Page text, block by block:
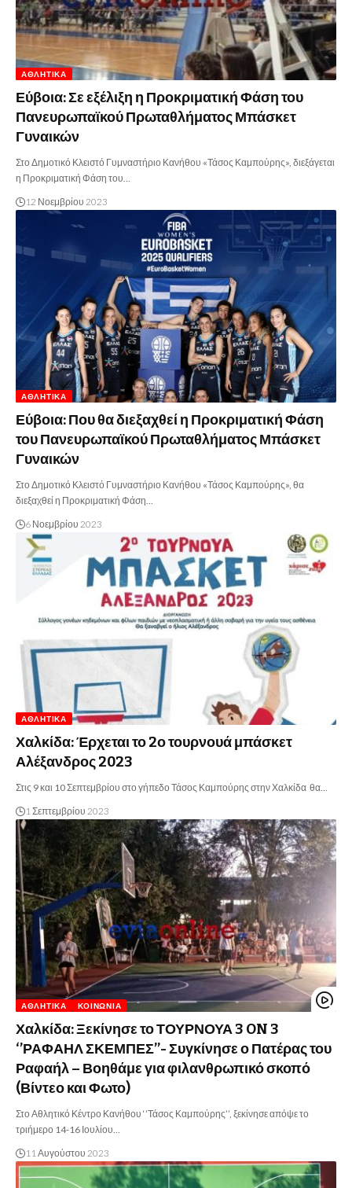
ΑΘΛΗΤΙΚΆ
Εύβοια: Σε εξέλιξη η Προκριματική Φάση του
Πανευρωπαϊκού Πρωταθλήματος Μπάσκετ
Γυναικών
Στο Δημοτικό Κλειστό Γυμναστήριο Κανήθου «Τάσος Καμπούρης», διεξάγεται
η Προκριματική Φάση του…
12 Νοεμβρίου 2023
ΑΘΛΗΤΙΚΆ
Εύβοια: Που θα διεξαχθεί η Προκριματική Φάση
του Πανευρωπαϊκού Πρωταθλήματος Μπάσκετ
Γυναικών
Στο Δημοτικό Κλειστό Γυμναστήριο Κανήθου «Τάσος Καμπούρης», θα
διεξαχθεί η Προκριματική Φάση…
6 Νοεμβρίου 2023
ΑΘΛΗΤΙΚΆ
Χαλκίδα: Έρχεται το 2ο τουρνουά μπάσκετ
Αλέξανδρος 2023
Στις 9 και 10 Σεπτεμβρίου στο γήπεδο Τάσος Καμπούρης στην Χαλκίδα θα…
1 Σεπτεμβρίου 2023
ΑΘΛΗΤΙΚΆ ΚΟΙΝΩΝΊΑ
Χαλκίδα: Ξεκίνησε το ΤΟΥΡΝΟΥΑ 3 ON 3
‘’ΡΑΦΑΗΛ ΣΚΕΜΠΕΣ’’- Συγκίνησε ο Πατέρας του
Ραφαήλ – Βοηθάμε για φιλανθρωπικό σκοπό
(Βίντεο και Φωτο)
Στο Αθλητικό Κέντρο Κανήθου ‘’Τάσος Καμπούρης’’, ξεκίνησε απόψε το
τριήμερο 14-16 Ιουλίου…
11 Αυγούστου 2023